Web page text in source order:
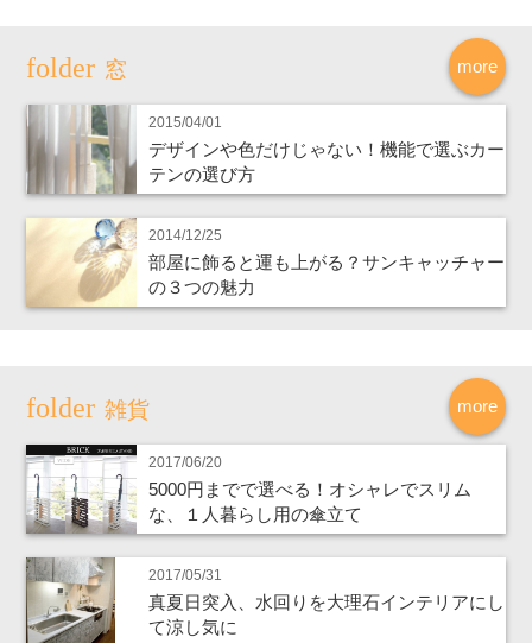
more
窓
2015/04/01
デザインや色だけじゃない！機能で選ぶカー
テンの選び方
2014/12/25
部屋に飾ると運も上がる？サンキャッチャー
の３つの魅力
more
雑貨
2017/06/20
5000円までで選べる！オシャレでスリム
な、１人暮らし用の傘立て
2017/05/31
真夏日突入、水回りを大理石インテリアにし
て涼し気に